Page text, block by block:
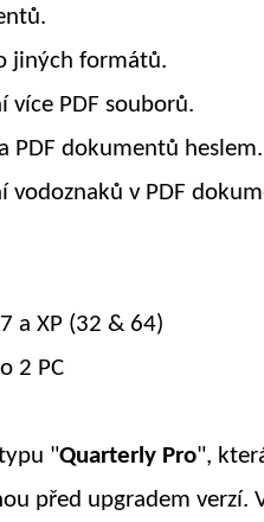
jiných formátů.
více PDF souborů.
PDF dokumentů heslem.
vodoznaků v PDF
a XP (32 & 64)
2 PC
"Quarterly Pro",
před upgradem verzí.